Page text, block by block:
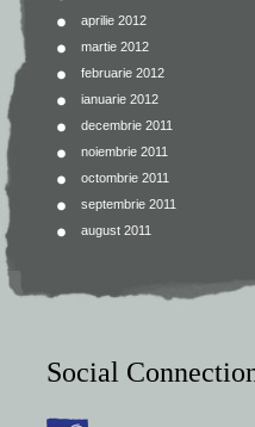
aprilie 2012
martie 2012
februarie 2012
ianuarie 2012
decembrie 2011
noiembrie 2011
octombrie 2011
septembrie 2011
august 2011
Social